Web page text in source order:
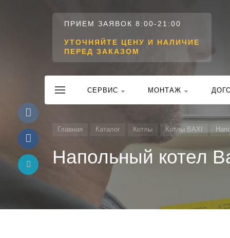
ПРИЕМ ЗАЯВОК 8:00-21:00
УТОЧНЯЙТЕ ЦЕНУ И НАЛИЧИЕ
ПЕРЕД ЗАКАЗОМ
CЕРВИС МОНТАЖ
Главная Каталог Котлы Котлы BAXI
Напольный котел